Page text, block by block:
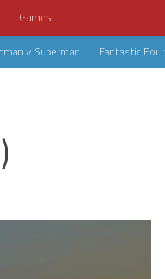
Games
v Superman Fantastic Four